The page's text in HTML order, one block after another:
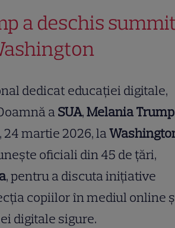
a deschis
dedicat educației digitale,
aSUA,Melania Trump
martie 2026, la
oficiali din 45 de țări,
, pentru a discuta inițiative
copiilor în mediul online
digitale sigure.